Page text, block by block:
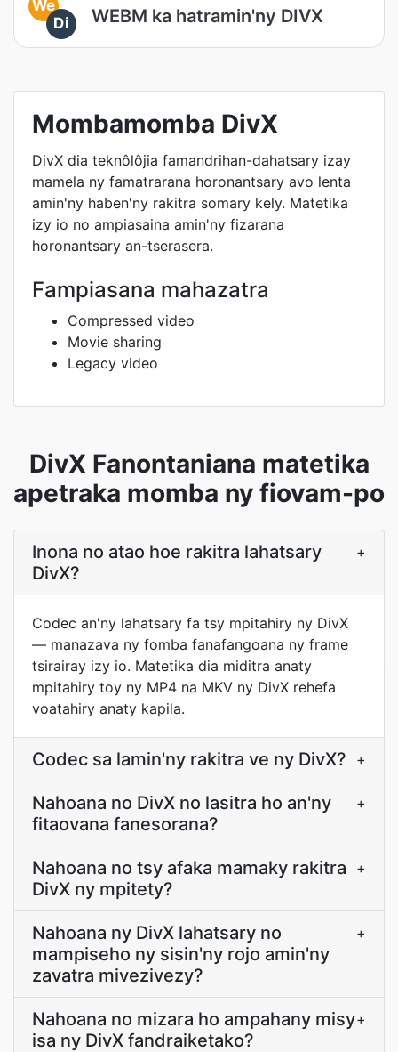
We
Di
WEBM ka hatramin'ny DIVX
Mombamomba DivX
DivX dia teknôlôjia famandrihan-dahatsary izay
mamela ny famatrarana horonantsary avo lenta
amin'ny haben'ny rakitra somary kely. Matetika
izy io no ampiasaina amin'ny fizarana
horonantsary an-tserasera.
Fampiasana mahazatra
Compressed video
Movie sharing
Legacy video
DivX Fanontaniana matetika
apetraka momba ny fiovam-po
Inona no atao hoe rakitra lahatsary
DivX?
+
Codec an'ny lahatsary fa tsy mpitahiry ny DivX
— manazava ny fomba fanafangoana ny frame
tsirairay izy io. Matetika dia miditra anaty
mpitahiry toy ny MP4 na MKV ny DivX rehefa
voatahiry anaty kapila.
Codec sa lamin'ny rakitra ve ny DivX? +
Nahoana no DivX no lasitra ho an'ny
fitaovana fanesorana?
+
Nahoana no tsy afaka mamaky rakitra
DivX ny mpitety?
+
Nahoana ny DivX lahatsary no
mampiseho ny sisin'ny rojo amin'ny
zavatra mivezivezy?
+
Nahoana no mizara ho ampahany misy
isa ny DivX fandraiketako?
+